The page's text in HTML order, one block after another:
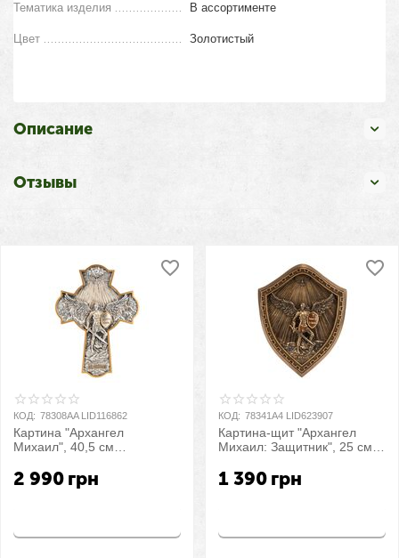
Тематика изделия В ассортименте
Цвет Золотистый
Описание
Отзывы
КОД: 78308AA LID116862
Картина "Архангел
Михаил", 40,5 см
2 990 грн
КОД: 78341A4 LID623907
Картина-щит "Архангел
Михаил: Защитник", 25 см
1 390 грн